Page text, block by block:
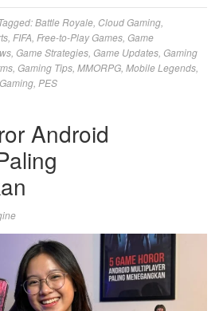
Battle Royale, Cloud Gaming,
, FIFA, Free-to-Play Games, Game
, Game Strategies, Game Updates, Gaming
, Gaming Tips, MMORPG, Mobile Legends,
, PES
Android